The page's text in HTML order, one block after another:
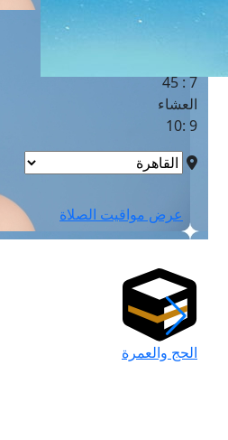
العصر
7 : 45
العشاء
9 :10
عرض مواقيت الصلاة
الحج والعمرة